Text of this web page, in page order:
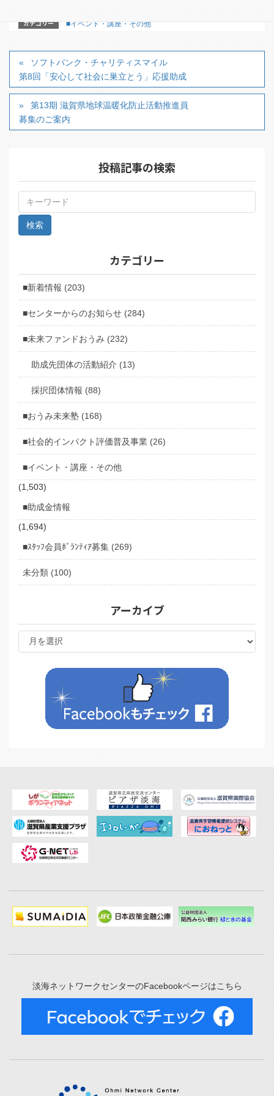
カテゴリー ■イベント・講座・その他
ソフトバンク・チャリティスマイル
第8回「安心して社会に巣立とう」応援助成
第13期 滋賀県地球温暖化防止活動推進員
募集のご案内
投稿記事の検索
カテゴリー
■新着情報 (203)
■センターからのお知らせ (284)
■未来ファンドおうみ (232)
助成先団体の活動紹介 (13)
採択団体情報 (88)
■おうみ未来塾 (168)
■社会的インパクト評価普及事業 (26)
■イベント・講座・その他
(1,503)
■助成金情報
(1,694)
■ｽﾀｯﾌ会員ﾎﾞﾗﾝﾃｨｱ募集 (269)
未分類 (100)
アーカイブ
淡海ネットワークセンターのFacebookページはこちら